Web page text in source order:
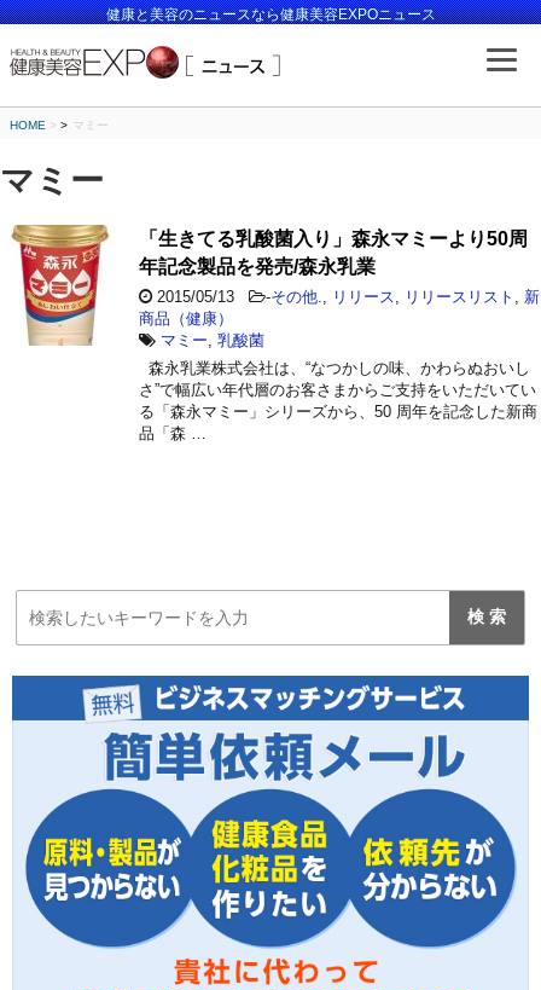
健康と美容のニュースなら健康美容EXPOニュース
HOME > マミー
マミー
「生きてる乳酸菌入り」森永マミーより50周
年記念製品を発売/森永乳業
2015/05/13 -その他. リリース リリースリスト
新
商品（健康）
マミー 乳酸菌
森永乳業株式会社は、“なつかしの味、かわらぬおいし
さ”で幅広い年代層のお客さまからご支持をいただいてい
る「森永マミー」シリーズから、50 周年を記念した新商
品「森 …